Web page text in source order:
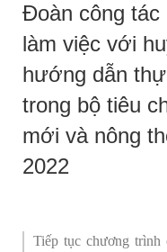
Đoàn công
làm việc với
hướng dẫn
trong bộ tiêu
mới và nông
2022
Tiếp tục chương trình